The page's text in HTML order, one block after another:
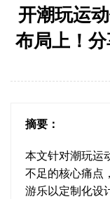
开潮玩运
布局上！
摘要：
本文针对潮玩运
不足的核心痛点
游乐以定制化设